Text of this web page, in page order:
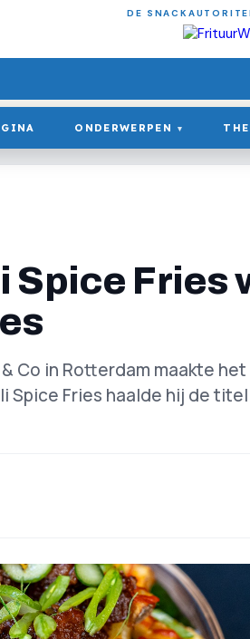
DE
ONDERWERPEN ▾
Spice Fries
Co in Rotterdam maakte
Fries haalde hij de